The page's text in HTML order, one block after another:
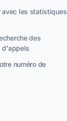
avec les statistiques
des
d'appels
numéro de